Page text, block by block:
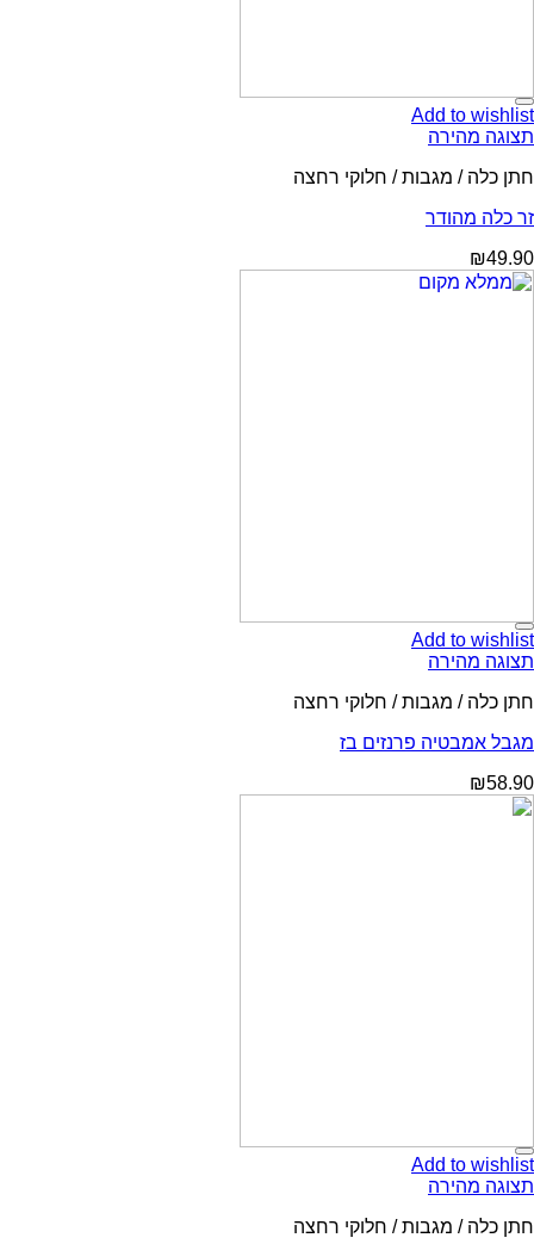
Add to wishlist
תצוגה מהירה
חתן כלה / מגבות / חלוקי רחצה
זר כלה מהודר
₪49.90
Add to wishlist
תצוגה מהירה
חתן כלה / מגבות / חלוקי רחצה
מגבל אמבטיה פרנזים בז
₪58.90
Add to wishlist
תצוגה מהירה
חתן כלה / מגבות / חלוקי רחצה